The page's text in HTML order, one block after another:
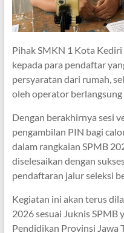
Pihak SMKN 1 Kota
kepada para pendaftar
persyaratan dari rumah,
oleh operator berlangsung
Dengan berakhirnya sesi
pengambilan PIN bagi
dalam rangkaian SPMB
diselesaikan dengan
pendaftaran jalur seleksi
Kegiatan ini akan terus
2026 sesuai Juknis
Pendidikan Provinsi Jawa